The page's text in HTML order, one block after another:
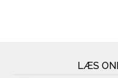
LÆS